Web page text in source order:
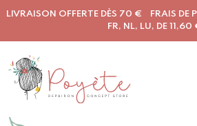
LIVRAISON OFFERTE DÈS 70 € FRAIS DE
FR, NL, LU, DE 11,60